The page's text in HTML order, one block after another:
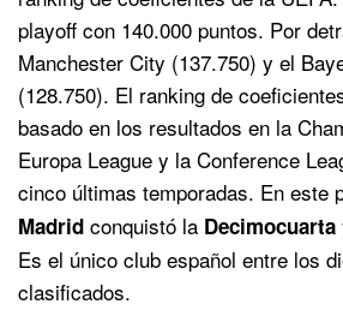
playoff con 140.000 puntos. Por
Manchester City (137.750) y el
(128.750). El ranking de
basado en los resultados en la
Europa League y la Conference
cinco últimas temporadas. En este
Madrid conquistó la Decimocuarta
Es el único club español entre los
clasificados.